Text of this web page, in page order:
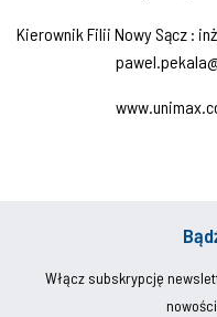
Kierownik Filii Nowy Sącz :
Włącz subskrypcję